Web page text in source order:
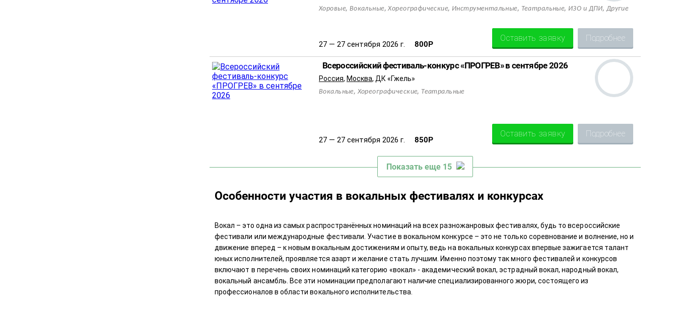
Хоровые, Вокальные,Хореографические, Инструментальные, Театральные, ИЗО и ДПИ, Другие
27 — 27 сентября 2026 г. 800Р
Подробнее
Оставить заявку
Всероссийский фестиваль-конкурс «ПРОГРЕВ» в сентябре 2026
Россия, Москва, ДК «Гжель»
Вокальные, Хореографические, Театральные
27 — 27 сентября 2026 г. 850Р
Подробнее
Оставить заявку
Показать еще 15
Особенности участия в вокальных фестивалях и конкурсах
Вокал – это одна из самых распространённых номинаций на всех разножанровых фестивалях, будь то всероссийские
фестивали или международные фестивали. Участие в вокальном конкурсе – это не только соревнование и волнение, но и
движение вперед – к новым вокальным достижениям и опыту, ведь на вокальных конкурсах впервые зажигается талант
юных исполнителей, проявляется азарт и желание стать лучшим. Именно поэтому так много фестивалей и конкурсов
включают в перечень своих номинаций категорию «вокал» - академический вокал, эстрадный вокал, народный вокал,
вокальный ансамбль. Все эти номинации предполагают наличие специализированного жюри, состоящего из
профессионалов в области вокального исполнительства.